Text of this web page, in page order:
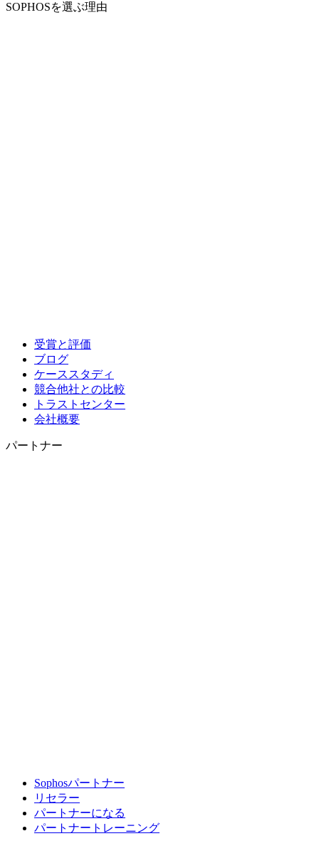
SOPHOSを選ぶ理由
受賞と評価
ブログ
ケーススタディ
競合他社との比較
トラストセンター
会社概要
パートナー
Sophosパートナー
リセラー
パートナーになる
パートナートレーニング